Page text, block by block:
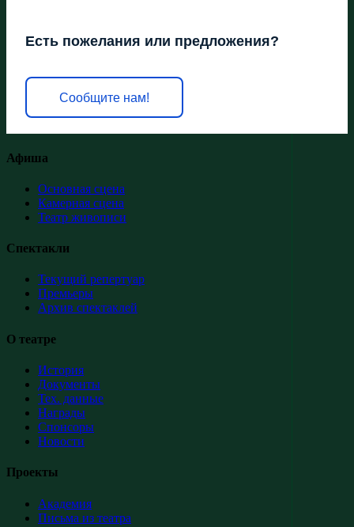
Есть пожелания или предложения?
Сообщите нам!
Афиша
Основная сцена
Камерная сцена
Театр живописи
Спектакли
Текущий репертуар
Премьеры
Архив спектаклей
О театре
История
Документы
Тех. данные
Награды
Спонсоры
Новости
Проекты
Академия
Письма из театра